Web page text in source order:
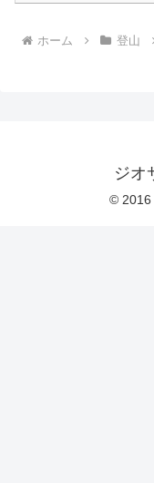
ホーム 登山
ジオ
© 2016